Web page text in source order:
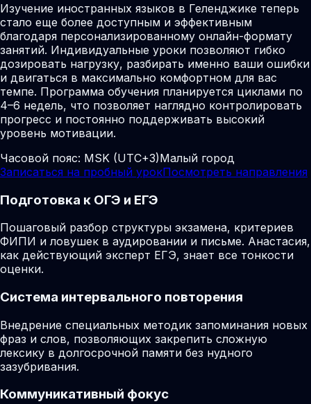
Изучение иностранных языков в Геленджике теперь
стало еще более доступным и эффективным
благодаря персонализированному онлайн-формату
занятий. Индивидуальные уроки позволяют гибко
дозировать нагрузку, разбирать именно ваши ошибки
и двигаться в максимально комфортном для вас
темпе. Программа обучения планируется циклами по
4–6 недель, что позволяет наглядно контролировать
прогресс и постоянно поддерживать высокий
уровень мотивации.
Часовой пояс: MSK (UTC+3)Малый город
Записаться на пробный урокПосмотреть направления
Подготовка к ОГЭ и ЕГЭ
Пошаговый разбор структуры экзамена, критериев
ФИПИ и ловушек в аудировании и письме. Анастасия,
как действующий эксперт ЕГЭ, знает все тонкости
оценки.
Система интервального повторения
Внедрение специальных методик запоминания новых
фраз и слов, позволяющих закрепить сложную
лексику в долгосрочной памяти без нудного
зазубривания.
Коммуникативный фокус